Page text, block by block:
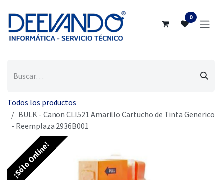
0
Todos los productos
BULK - Canon CLI521 Amarillo Cartucho de Tinta Generico
- Reemplaza 2936B001
¡Sólo Online!